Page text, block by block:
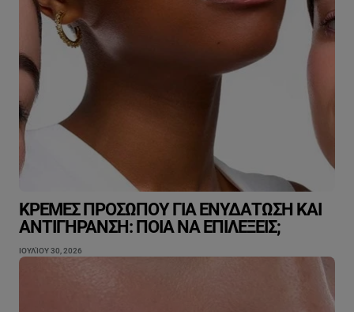
ΚΡΈΜΕΣ ΠΡΟΣΏΠΟΥ ΓΙΑ ΕΝΥΔΆΤΩΣΗ ΚΑΙ
ΑΝΤΙΓΉΡΑΝΣΗ: ΠΟΙΑ ΝΑ ΕΠΙΛΈΞΕΙΣ;
ΙΟΥΛΊΟΥ 30, 2026